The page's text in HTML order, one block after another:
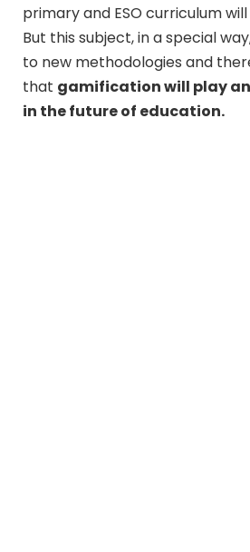
primary and ESO curriculum
But this subject, in a special
to new methodologies and
that gamification will play
in the future of education.